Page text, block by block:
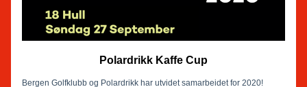
Polardrikk Kaffe Cup
Bergen Golfklubb og Polardrikk har utvidet samarbeidet for 2020!